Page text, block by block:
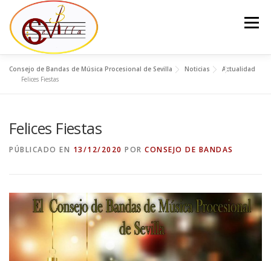
contenido
Menú
EL CONSEJO
NOTICIAS CONTACTO
Consejo de Bandas de Música Procesional de Sevilla Noticias
Actualidad
Felices Fiestas
Felices Fiestas
PÚBLICADO EN 13/12/2020 POR CONSEJO DE BANDAS